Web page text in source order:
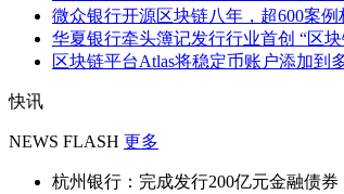
微众银行开源区块链八年，超600案例
华夏银行牵头簿记发行行业首创 “区
区块链平台Atlas将稳定币账户添加到
快讯
NEWS FLASH 更多
杭州银行：完成发行200亿元金融债券